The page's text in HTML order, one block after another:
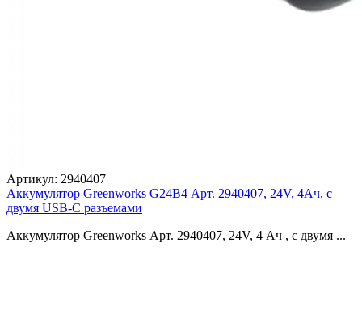
Артикул: 2940407
Аккумулятор Greenworks G24B4 Арт. 2940407, 24V, 4Ач, с
двумя USB-C разъемами
Аккумулятор Greenworks Арт. 2940407, 24V, 4 Ач , c двумя ...